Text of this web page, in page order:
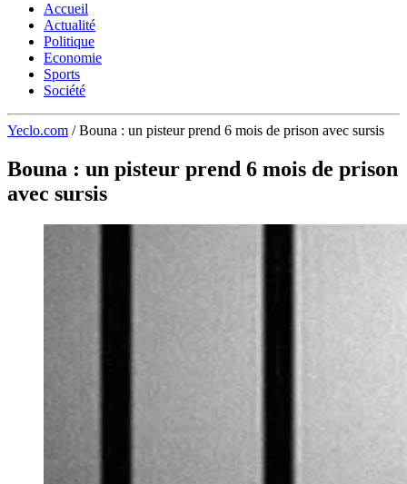
Accueil
Actualité
Politique
Economie
Sports
Société
Yeclo.com / Bouna : un pisteur prend 6 mois de prison avec sursis
Bouna : un pisteur prend 6 mois de prison
avec sursis